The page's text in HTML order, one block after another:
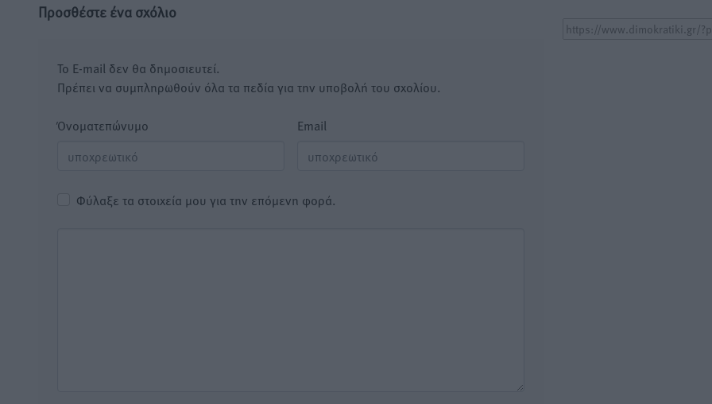
Προσθέστε ένα σχόλιο
Το E-mail δεν θα δημοσιευτεί.
Πρέπει να συμπληρωθούν όλα τα πεδία για την υποβολή του σχολίου.
Όνοματεπώνυμο Email
Φύλαξε τα στοιχεία μου για την επόμενη φορά.